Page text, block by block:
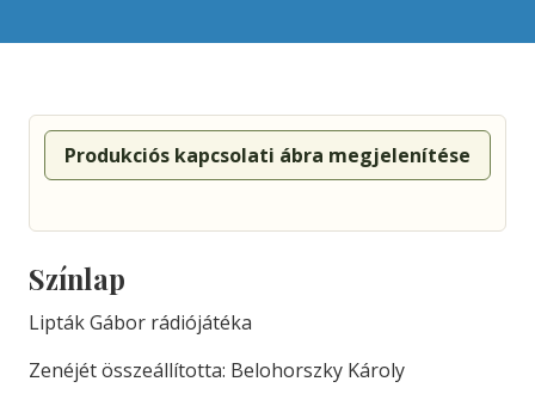
Produkciós kapcsolati ábra megjelenítése
Színlap
Lipták Gábor rádiójátéka
Zenéjét összeállította: Belohorszky Károly